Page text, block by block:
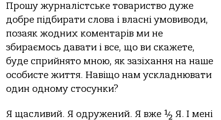
Прошу журналістське товариство дуже
добре підбирати слова і власні умовиводи,
позаяк жодних коментарів ми не
збираємось давати і все, що ви скажете,
буде сприйнято мною, як зазіхання на наше
особисте життя. Навіщо нам ускладнювати
один одному стосунки?
Я щасливий. Я одружений. Я вже ½ Я. І мені